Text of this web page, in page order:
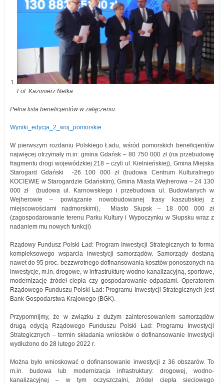
Fot. Kazimierz Netka.
Pełna lista beneficjentów w załączeniu:
Wyniki_edycja_2_woj_pomorskie
W pierwszym rozdaniu Polskiego Ładu, wśród pomorskich beneficjentów
najwięcej otrzymały m.in: gmina Gdańsk – 80 750 000 zł (na przebudowę
fragmentu drogi wojewódzkiej 218 – czyli ul. Kielnieńskiej), Gmina Miejska
Starogard Gdański -26 100 000 zł (budowa Centrum Kulturalnego
KOCIEWIE w Starogardzie Gdańskim), Gmina Miasta Wejherowa – 24 130
000 zł (budowa ul. Karnowskiego i przebudowa ul. Budowlanych w
Wejherowie – powiązanie nowobudowanej trasy kaszubskiej z
miejscowościami nadmorskimi), Miasto Słupsk – 18 000 000 zł
(zagospodarowanie terenu Parku Kultury i Wypoczynku w Słupsku wraz z
nadaniem mu nowych funkcji)
Rządowy Fundusz Polski Ład: Program Inwestycji Strategicznych to forma
kompleksowego wsparcia inwestycji samorządów. Samorządy dostaną
nawet do 95 proc. bezzwrotnego dofinansowania kosztów ponoszonych na
inwestycje, m.in. drogowe, w infrastrukturę wodno-kanalizacyjną, sportowe,
modernizację źródeł ciepła czy gospodarowanie odpadami. Operatorem
Rządowego Funduszu Polski Ład: Programu Inwestycji Strategicznych jest
Bank Gospodarstwa Krajowego (BGK).
Przypomnijmy, że w związku z dużym zainteresowaniem samorządów
drugą edycją Rządowego Funduszu Polski Ład: Programu Inwestycji
Strategicznych – termin składania wniosków o dofinansowanie inwestycji
wydłużono do 28 lutego 2022 r.
Można było wnioskować o dofinansowanie inwestycji z 36 obszarów. To
m.in. budowa lub modernizacja infrastruktury: drogowej, wodno-
kanalizacyjnej – w tym oczyszczalni, źródeł ciepła sieciowego